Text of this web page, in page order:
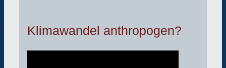
Klimawandel anthropogen?